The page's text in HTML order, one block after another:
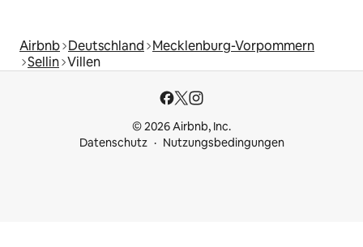
Airbnb Deutschland Mecklenburg-Vorpommern
Sellin Villen
© 2026 Airbnb, Inc.
Datenschutz
Nutzungsbedingungen